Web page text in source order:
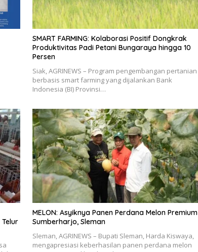
SMART FARMING: Kolaborasi Positif Dongkrak
Produktivitas Padi Petani Bungaraya hingga 10
Persen
Siak, AGRINEWS – Program pengembangan pertanian
berbasis smart farming yang dijalankan Bank
Indonesia (BI) Provinsi…
MELON: Asyiknya Panen Perdana Melon Premium
Sumberharjo, Sleman
Sleman, AGRINEWS – Bupati Sleman, Harda Kiswaya,
mengapresiasi keberhasilan panen perdana melon